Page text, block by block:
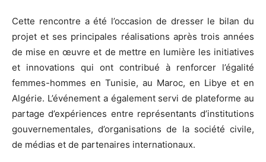
Cette rencontre a été l’occasion de dresser le bilan du
projet et ses principales réalisations après trois années
de mise en œuvre et de mettre en lumière les initiatives
et innovations qui ont contribué à renforcer l’égalité
femmes-hommes en Tunisie, au Maroc, en Libye et en
Algérie. L’événement a également servi de plateforme au
partage d’expériences entre représentants d’institutions
gouvernementales, d’organisations de la société civile,
de médias et de partenaires internationaux.